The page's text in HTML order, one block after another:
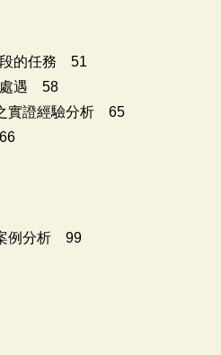
的任務 51
處遇 58
實證經驗分析 65
例分析 99